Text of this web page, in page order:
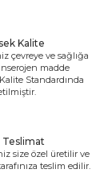
Kalite
çevreye ve sağlığa
madde
Standardında
Teslimat
size özel üretilir ve
teslim edilir.